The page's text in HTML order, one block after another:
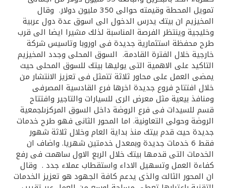
تمويل المحطة وقيمته حوالى 350 مليون دولار. وقال
المخيزيم ان بيتك يدرس الدخول الى اسوق عدة دول عربية
وخليجية وينتظر الفرصة المناسبة لذلك مشيرا ايضا الى قرب
طرح محفظة استثمارية جديدة فى اوروبا وتاسيس شركة
خارجية خلال الفترة القادمة. السوق المحلى وجدد المخيزيم
التاكيد على الاهمية التى يوليها بيتك للسوق المحلى حيث
يمضى العمل على محاور ثلاثة تتمثل فى تعزيز الانتشار من
خلال افتتاح فروع جديدة اخرها فرع القادسية المصرفى
ومنافذ بيعية مثل معرض الرى للسيارات والتاجير وافتتاح
قسم للسيدات فى فرع الروضة داخل السوق المركزىلجمعية
الروضة وحولى التعاونية. اما المحور الثانى فهو طرح خدمات
جديدة حيث قدم بيتك منذ بداية العام وخلال ثلاثة شهور
فقط 6 خدمات جديدة وبمعدل خدمتين شهريا. واضاف ان
الخدمات التى قدمها بيتك خلال الربع الاول ساهمت فى رفع
كفاءة العمل وتسهيل الاداء واستقطاب عملاء جدد . وقال
ان المحور الثالث والذى يدعم كافة الجهود هو تعزيز الخدمات